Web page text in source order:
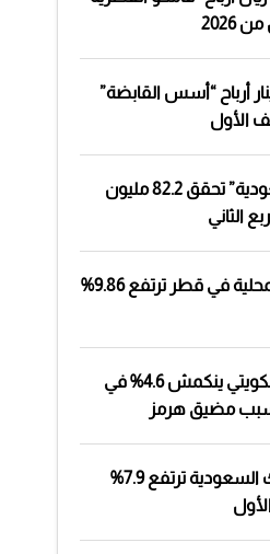
2026
دينار أرباح “أسس القابضة”
الأول
“أكوا السعودية” تحقق 82.2 مليون
الثاني
السيولة المحلية في قطر ترتفع 9.86%
الاقتصاد الكويتي ينكمش 4.6% في
مضيق هرمز
أرباح البنوك السعودية ترتفع 7.9%